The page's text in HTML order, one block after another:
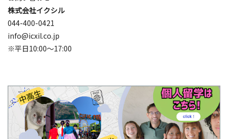
株式会社イクシル
044-400-0421
info@icxil.co.jp
※平日10:00～17:00